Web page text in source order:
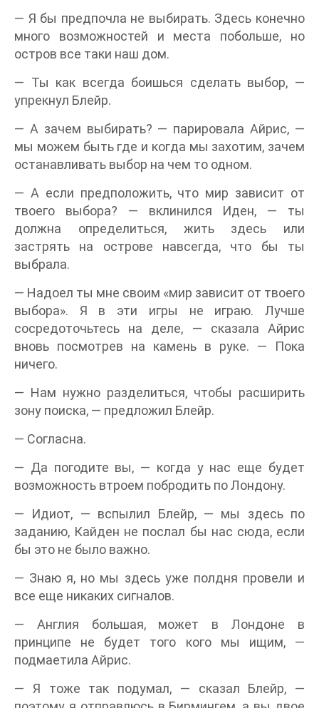
— Я бы предпочла не выбирать. Здесь конечно
много возможностей и места побольше, но
остров все таки наш дом.
— Ты как всегда боишься сделать выбор, —
упрекнул Блейр.
— А зачем выбирать? — парировала Айрис, —
мы можем быть где и когда мы захотим, зачем
останавливать выбор на чем то одном.
— А если предположить, что мир зависит от
твоего выбора? — вклинился Иден, — ты
должна определиться, жить здесь или
застрять на острове навсегда, что бы ты
выбрала.
— Надоел ты мне своим «мир зависит от твоего
выбора». Я в эти игры не играю. Лучше
сосредоточьтесь на деле, — сказала Айрис
вновь посмотрев на камень в руке. — Пока
ничего.
— Нам нужно разделиться, чтобы расширить
зону поиска, — предложил Блейр.
— Согласна.
— Да погодите вы, — когда у нас еще будет
возможность втроем побродить по Лондону.
— Идиот, — вспылил Блейр, — мы здесь по
заданию, Кайден не послал бы нас сюда, если
бы это не было важно.
— Знаю я, но мы здесь уже полдня провели и
все еще никаких сигналов.
— Англия большая, может в Лондоне в
принципе не будет того кого мы ищим, —
подмаетила Айрис.
— Я тоже так подумал, — сказал Блейр, —